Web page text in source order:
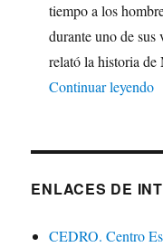
tiempo a los
durante uno de sus
relató la historia
Continuar leyendo
ENLACES DE
CEDRO. Centro